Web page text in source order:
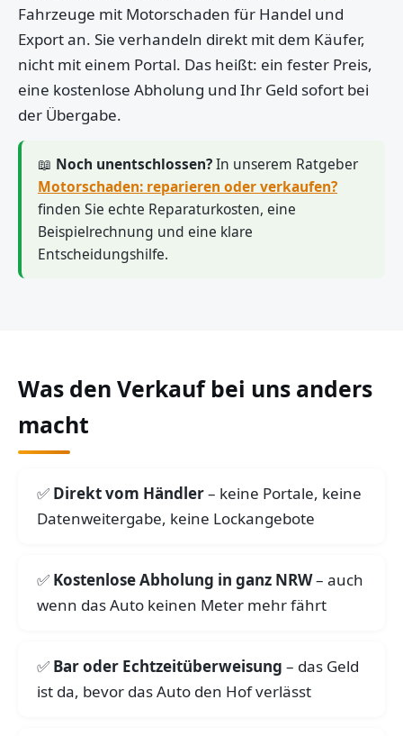
Fahrzeuge mit Motorschaden für Handel und
Export an. Sie verhandeln direkt mit dem Käufer,
nicht mit einem Portal. Das heißt: ein fester Preis,
eine kostenlose Abholung und Ihr Geld sofort bei
der Übergabe.
📖 Noch unentschlossen?In unserem Ratgeber
Motorschaden: reparieren oder verkaufen?
finden Sie echte Reparaturkosten, eine
Beispielrechnung und eine klare
Entscheidungshilfe.
Was den Verkauf bei uns anders
macht
Direkt vom Händler– keine Portale, keine
Datenweitergabe, keine Lockangebote
Kostenlose Abholung in ganz NRW– auch
wenn das Auto keinen Meter mehr fährt
Bar oder Echtzeitüberweisung – das Geld
ist da, bevor das Auto den Hof verlässt